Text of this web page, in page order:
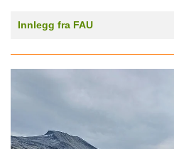
Innlegg fra FAU